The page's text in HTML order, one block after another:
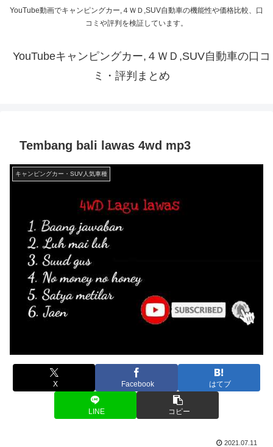
YouTube動画でキャンピングカー,４ＷＤ,SUV自動車の機能性や価格比較、口
コミや評判を検証しています。
YouTubeキャンピングカー,４ＷＤ,SUV自動車の口コ
ミ・評判まとめ
Tembang bali lawas 4wd mp3
キャンピングカー・SUV人気車種
X Facebook はてブ
LINE コピー
2021.07.11